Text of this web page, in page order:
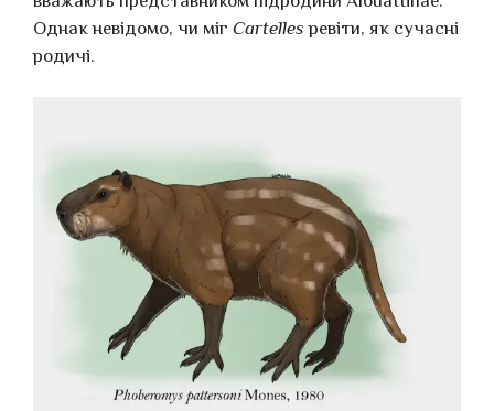
Однак невідомо, чи міг Cartelles ревіти, як сучасні
родичі.